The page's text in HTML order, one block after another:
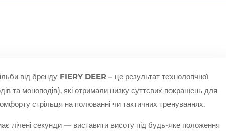
від бренду FIERY DEER – це результат технологічної
та моноподів), які отримали низку суттєвих покращень для
стрільця на полюванні чи тактичних тренуваннях.
лічені секунди — виставити висоту під будь-яке положення